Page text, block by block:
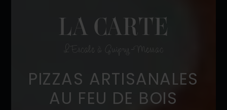
LA CARTE
L'Escale à Guipry-Messac
PIZZAS ARTISANALES
AU FEU DE BOIS